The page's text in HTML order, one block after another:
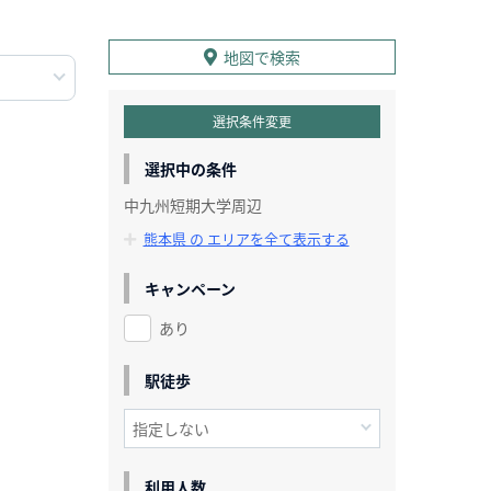
地図で検索
選択条件変更
選択中の条件
中九州短期大学周辺
熊本県 の エリアを全て表示する
キャンペーン
あり
駅徒歩